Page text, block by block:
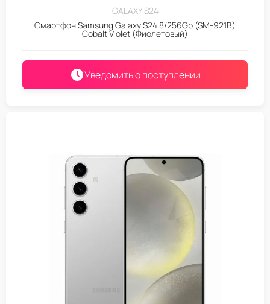
GALAXY S24
Смартфон Samsung Galaxy S24 8/256Gb (SM-921B)
Cobalt Violet (Фиолетовый)
Уведомить о поступлении